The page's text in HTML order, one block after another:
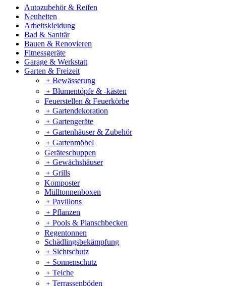
Autozubehör & Reifen
Neuheiten
Arbeitskleidung
Bad & Sanitär
Bauen & Renovieren
Fitnessgeräte
Garage & Werkstatt
Garten & Freizeit
﹢ Bewässerung
﹢ Blumentöpfe & -kästen
Feuerstellen & Feuerkörbe
﹢ Gartendekoration
﹢ Gartengeräte
﹢ Gartenhäuser & Zubehör
﹢ Gartenmöbel
Geräteschuppen
﹢ Gewächshäuser
﹢ Grills
Komposter
Mülltonnenboxen
﹢ Pavillons
﹢ Pflanzen
﹢ Pools & Planschbecken
Regentonnen
Schädlingsbekämpfung
﹢ Sichtschutz
﹢ Sonnenschutz
﹢ Teiche
﹢ Terrassenböden